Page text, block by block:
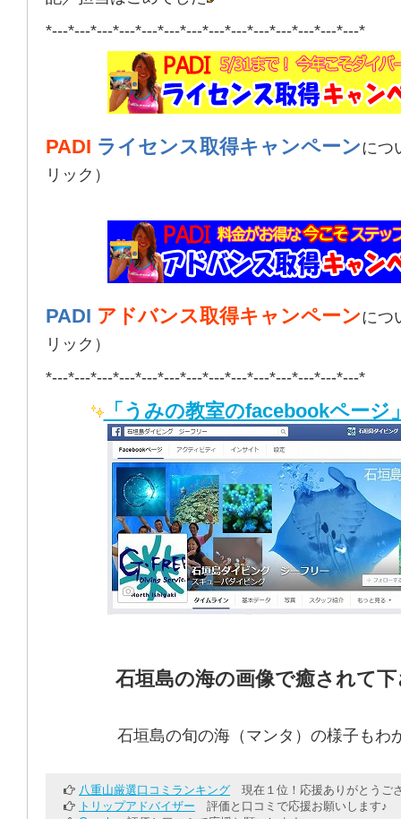
*---*---*---*---*---*---*---*---*---*---*---*---*---*---*
PADI ライセンス取得キャンペーンにつ
リック）
PADI アドバンス取得キャンペーンにつ
リック）
*---*---*---*---*---*---*---*---*---*---*---*---*---*---*
「うみの教室のfacebookページ
石垣島の海の画像で癒されて
石垣島の旬の海（マンタ）の様子もわ
八重山厳選口コミランキング 現在１位！応援ありがとうご
トリップアドバイザー 評価と口コミで応援お願いします♪